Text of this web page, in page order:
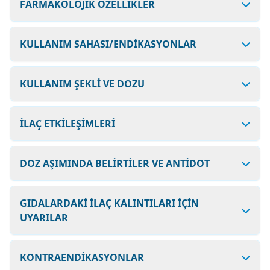
FARMAKOLOJİK ÖZELLİKLER
KULLANIM SAHASI/ENDİKASYONLAR
KULLANIM ŞEKLİ VE DOZU
İLAÇ ETKİLEŞİMLERİ
DOZ AŞIMINDA BELİRTİLER VE ANTİDOT
GIDALARDAKİ İLAÇ KALINTILARI İÇİN
UYARILAR
KONTRAENDİKASYONLAR